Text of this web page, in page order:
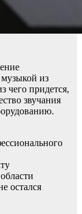
из
чего придется,
звучания
остался